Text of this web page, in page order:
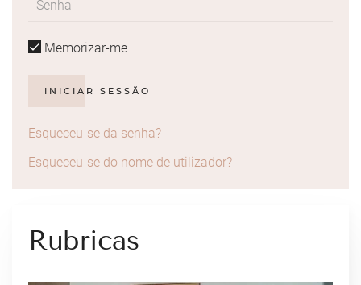
Memorizar-me
INICIAR SESSÃO
Esqueceu-se da senha?
Esqueceu-se do nome de utilizador?
Rubricas